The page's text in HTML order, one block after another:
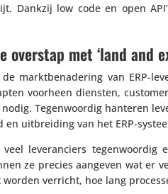
Dankzij low code en open
overstap met ‘land and
de markt­be­na­de­ring van ERP-
voorheen diensten,
Tegen­woordig hanteren
en uitbrei­ding van het ERP-
leve­ran­ciers
ze precies aangeven wat er
verricht, hoe lang